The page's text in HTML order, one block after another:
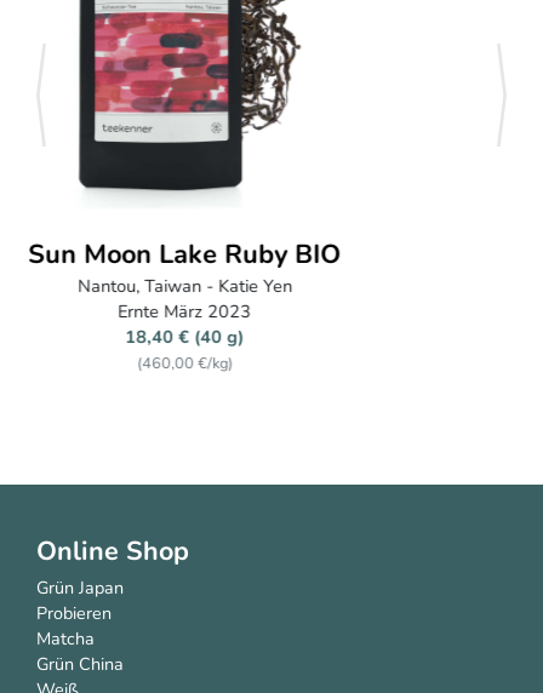
Tian Mu Hong Ding BIO
Zhejiang, China - Teefarmer Li
Ernte April 2025 & 2026
16,90 € (100 g)
(169,00 €/kg)
zurück
Online Shop
Grün Japan
Probieren
Matcha
Grün China